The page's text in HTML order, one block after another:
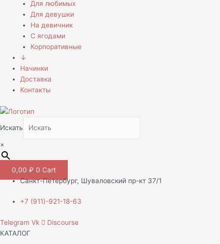
Для любимых
Для девушки
На девичник
С ягодами
Корпоративные
↓
Начинки
Доставка
Контакты
Искать
×
0,00 ₽ 0 Cart
Санкт-Петербург, Шуваловский пр-кт 37/1
+7 (911)-921-18-63
Telegram Vk
Discourse
КАТАЛОГ